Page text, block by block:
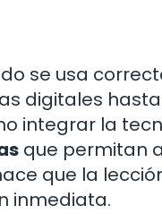
se usa
digitales
integrar la
que permitan
que la
inmediata.